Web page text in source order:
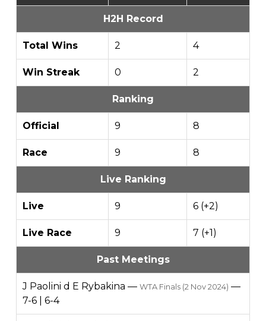
H2H Record
Total Wins 2 4
Win Streak 0 2
Ranking
Official 9 8
Race 9 8
Live Ranking
Live 9 6 (+2)
Live Race 9 7 (+1)
Past Meetings
J Paolini d E Rybakina — WTA Finals (2 Nov 2024) —
7-6 | 6-4